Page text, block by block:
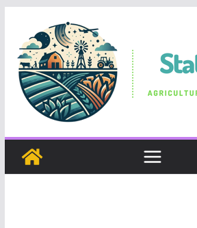
content